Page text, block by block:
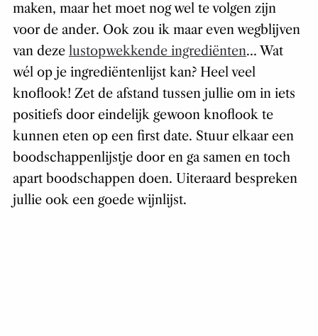
maken, maar het moet nog wel te volgen zijn
voor de ander. Ook zou ik maar even wegblijven
van deze lustopwekkende ingrediënten… Wat
wél op je ingrediëntenlijst kan? Heel veel
knoflook! Zet de afstand tussen jullie om in iets
positiefs door eindelijk gewoon knoflook te
kunnen eten op een first date. Stuur elkaar een
boodschappenlijstje door en ga samen en toch
apart boodschappen doen. Uiteraard bespreken
jullie ook een goede wijnlijst.